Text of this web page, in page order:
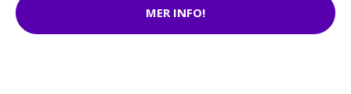
MER INFO!